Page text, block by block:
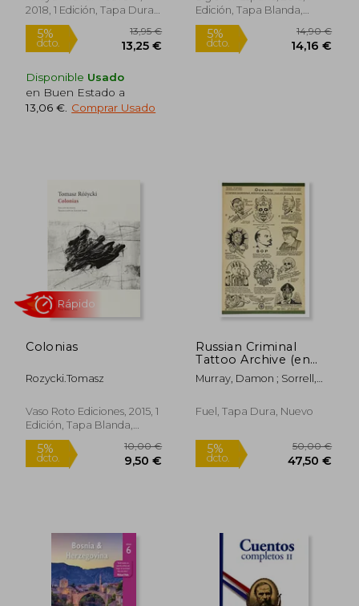
2018, 1 Edición, Tapa Dura,
Nuevo
5%
dcto.
Disponible Usado
en Buen Estado a
13,06 € Comprar Usado
Edición, Tapa Blanda,
Nuevo
5%
dcto.
Colonias
Rozycki.Tomasz
Vaso Roto Ediciones, 2015, 1
Edición, Tapa Blanda,
Nuevo
Rápido
Russian Criminal
Tattoo Archive (en
Inglés)
Murray, Damon ; Sorrell,
Alison
Fuel, Tapa Dura, Nuevo